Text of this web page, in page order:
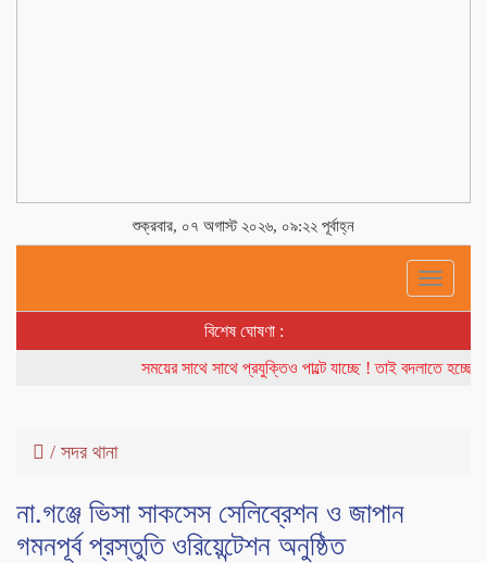
শুক্রবার, ০৭ অগাস্ট ২০২৬, ০৯:২২ পূর্বাহ্ন
Toggle
বিশেষ ঘোষণা :
সময়ের সাথে সাথে প্রযুক্তিও পাল্টে যাচ্ছে ! তাই বদলাতে হচ্ছে
/ সদর থানা
না.গঞ্জে ভিসা সাকসেস সেলিব্রেশন ও জাপান
গমনপূর্ব প্রস্তুতি ওরিয়েন্টেশন অনুষ্ঠিত